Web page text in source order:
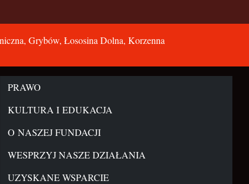
Grybów, Łososina Dolna, Korzenna
PRAWO
KULTURA I EDUKACJA
O NASZEJ FUNDACJI
WESPRZYJ NASZE DZIAŁANIA
UZYSKANE WSPARCIE